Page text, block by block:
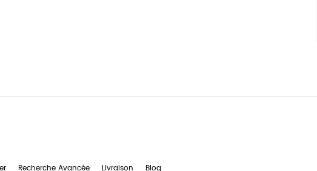
Recherche Avancée Livraison Blog